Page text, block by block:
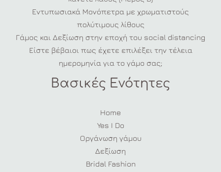
Εντυπωσιακά Μονόπετρα με χρωματιστούς
πολύτιμους λίθους
Γάμος και Δεξίωση στην εποχή του social distancing
Είστε βέβαιοι πως έχετε επιλέξει την τέλεια
ημερομηνία για το γάμο σας;
Βασικές Ενότητες
Home
Yes I Do
Οργάνωση γάμου
Δεξίωση
Bridal Fashion